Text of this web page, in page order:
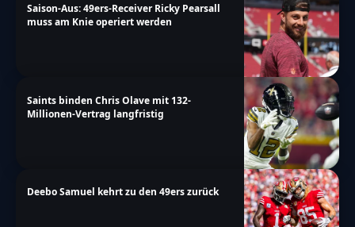
Saison-Aus: 49ers-Receiver Ricky Pearsall
muss am Knie operiert werden
Saints binden Chris Olave mit 132-
Millionen-Vertrag langfristig
Deebo Samuel kehrt zu den 49ers zurück